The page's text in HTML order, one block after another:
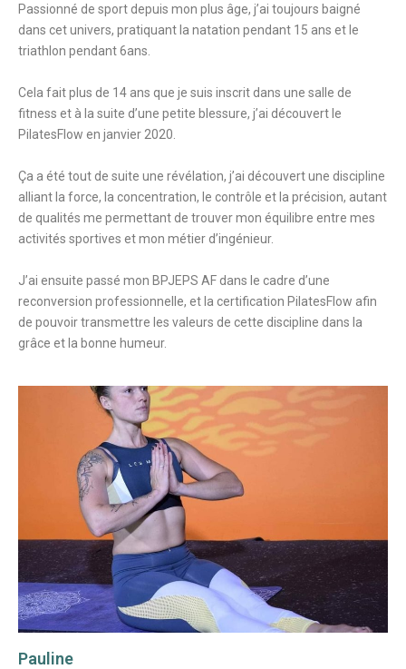
Passionné de sport depuis mon plus âge, j’ai toujours baigné
dans cet univers, pratiquant la natation pendant 15 ans et le
triathlon pendant 6ans.
Cela fait plus de 14 ans que je suis inscrit dans une salle de
fitness et à la suite d’une petite blessure, j’ai découvert le
PilatesFlow en janvier 2020.
Ça a été tout de suite une révélation, j’ai découvert une discipline
alliant la force, la concentration, le contrôle et la précision, autant
de qualités me permettant de trouver mon équilibre entre mes
activités sportives et mon métier d’ingénieur.
J’ai ensuite passé mon BPJEPS AF dans le cadre d’une
reconversion professionnelle, et la certification PilatesFlow afin
de pouvoir transmettre les valeurs de cette discipline dans la
grâce et la bonne humeur.
Pauline